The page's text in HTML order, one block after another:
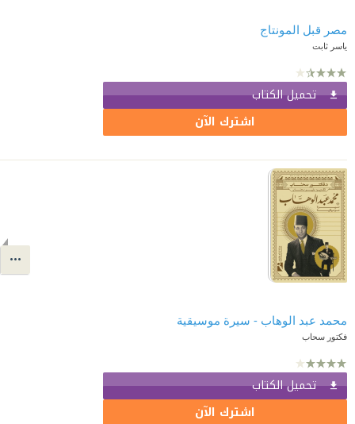
مصر قبل المونتاج
ياسر ثابت
تحميل الكتاب
اشترك الآن
محمد عبد الوهاب - سيرة موسيقية
فكتور سحاب
تحميل الكتاب
اشترك الآن